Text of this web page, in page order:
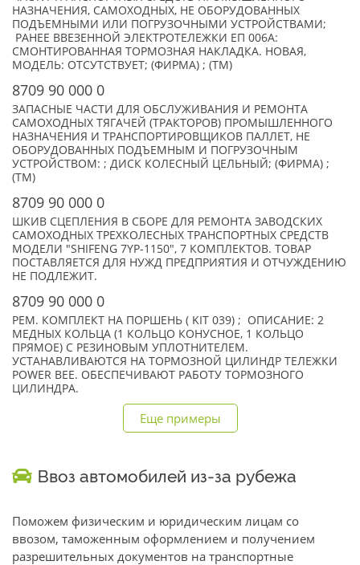
НАЗНАЧЕНИЯ, САМОХОДНЫХ, НЕ ОБОРУДОВАННЫХ
ПОДЪЕМНЫМИ ИЛИ ПОГРУЗОЧНЫМИ УСТРОЙСТВАМИ;
РАНЕЕ ВВЕЗЕННОЙ ЭЛЕКТРОТЕЛЕЖКИ ЕП 006A:
СМОНТИРОВАННАЯ ТОРМОЗНАЯ НАКЛАДКА. НОВАЯ,
МОДЕЛЬ: ОТСУТСТВУЕТ; (ФИРМА) ; (TM)
8709 90 000 0
ЗАПАСНЫЕ ЧАСТИ ДЛЯ ОБСЛУЖИВАНИЯ И РЕМОНТА
САМОХОДНЫХ ТЯГАЧЕЙ (ТРАКТОРОВ) ПРОМЫШЛЕННОГО
НАЗНАЧЕНИЯ И ТРАНСПОРТИРОВЩИКОВ ПАЛЛЕТ, НЕ
ОБОРУДОВАННЫХ ПОДЪЕМНЫМ И ПОГРУЗОЧНЫМ
УСТРОЙСТВОМ: ; ДИСК КОЛЕСНЫЙ ЦЕЛЬНЫЙ; (ФИРМА) ;
(TM)
8709 90 000 0
ШКИВ СЦЕПЛЕНИЯ В СБОРЕ ДЛЯ РЕМОНТА ЗАВОДСКИХ
САМОХОДНЫХ ТРЕХКОЛЕСНЫХ ТРАНСПОРТНЫХ СРЕДСТВ
МОДЕЛИ "SHIFENG 7YP-1150", 7 КОМПЛЕКТОВ. ТОВАР
ПОСТАВЛЯЕТСЯ ДЛЯ НУЖД ПРЕДПРИЯТИЯ И ОТЧУЖДЕНИЮ
НЕ ПОДЛЕЖИТ.
8709 90 000 0
РЕМ. КОМПЛЕКТ НА ПОРШЕНЬ ( KIT 039) ; ОПИСАНИЕ: 2
МЕДНЫХ КОЛЬЦА (1 КОЛЬЦО КОНУСНОЕ, 1 КОЛЬЦО
ПРЯМОЕ) С РЕЗИНОВЫМ УПЛОТНИТЕЛЕМ.
УСТАНАВЛИВАЮТСЯ НА ТОРМОЗНОЙ ЦИЛИНДР ТЕЛЕЖКИ
POWER BEE. ОБЕСПЕЧИВАЮТ РАБОТУ ТОРМОЗНОГО
ЦИЛИНДРА.
Еще примеры
Ввоз автомобилей из-за рубежа
Поможем физическим и юридическим лицам со
ввозом, таможенным оформлением и получением
разрешительных документов на транспортные